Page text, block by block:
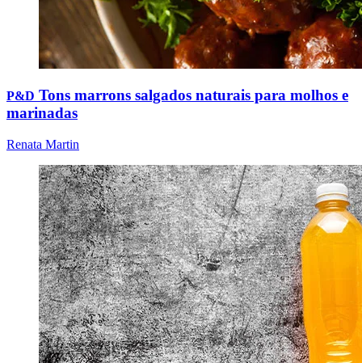
P&D Tons marrons salgados naturais para molhos e
marinadas
Renata Martin